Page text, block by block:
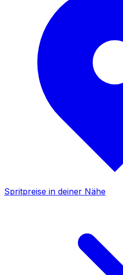
Spritpreise in deiner Nähe